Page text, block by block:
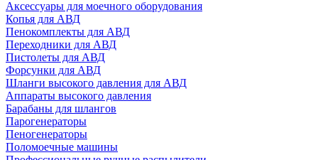
Аксессуары для моечного оборудования
Копья для АВД
Пенокомплекты для АВД
Переходники для АВД
Пистолеты для АВД
Форсунки для АВД
Шланги высокого давления для АВД
Аппараты высокого давления
Барабаны для шлангов
Парогенераторы
Пеногенераторы
Поломоечные машины